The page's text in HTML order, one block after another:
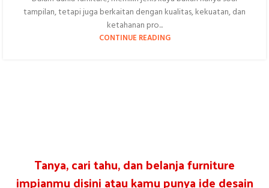
tampilan, tetapi juga berkaitan dengan kualitas, kekuatan, dan
ketahanan pro...
CONTINUE READING
Tanya, cari tahu, dan belanja furniture
impianmu disini atau kamu punya ide desain